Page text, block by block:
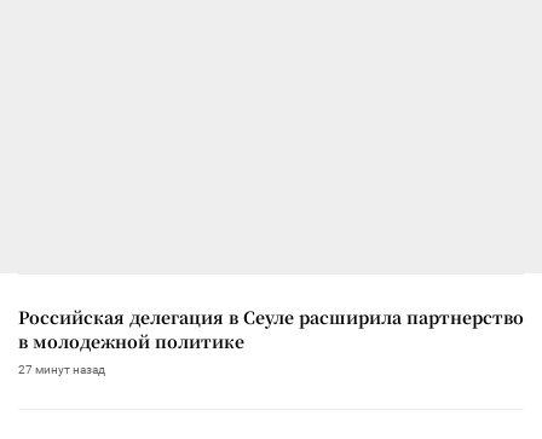
Российская делегация в Сеуле расширила партнерство
в молодежной политике
27 минут назад